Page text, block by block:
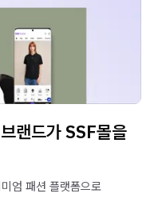
랜드가 SSF몰을
엄 패션 플랫폼으로